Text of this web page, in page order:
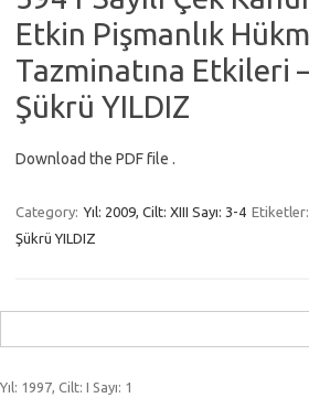
Etkin Pişmanlık
Tazminatına Etkileri
Şükrü YILDIZ
Download the PDF file .
Category: Yıl: 2009, Cilt: XIII Sayı: 3-4 Etiketler:
Şükrü YILDIZ
Yıl: 1997, Cilt: I Sayı: 1